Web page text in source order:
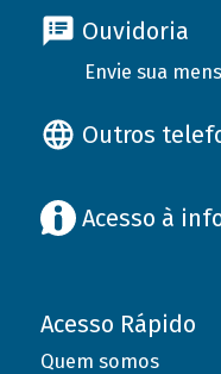
Ouvidoria
Envie sua
Outros
Acesso à
Acesso Rápido
Quem somos